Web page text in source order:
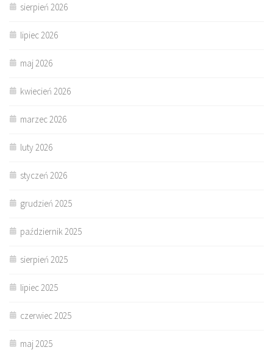
sierpień 2026
lipiec 2026
maj 2026
kwiecień 2026
marzec 2026
luty 2026
styczeń 2026
grudzień 2025
październik 2025
sierpień 2025
lipiec 2025
czerwiec 2025
maj 2025